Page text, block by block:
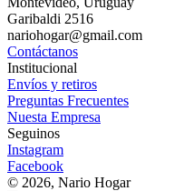
Garibaldi 2516
nariohogar@gmail.com
Contáctanos
Institucional
Envíos y retiros
Preguntas Frecuentes
Nuesta Empresa
Seguinos
Instagram
Facebook
© 2026, Nario Hogar